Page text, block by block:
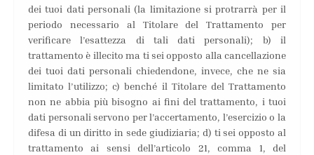
dei tuoi dati personali (la limitazione si protrarrà per il
periodo necessario al Titolare del Trattamento per
verificare l’esattezza di tali dati personali); b) il
trattamento è illecito ma ti sei opposto alla cancellazione
dei tuoi dati personali chiedendone, invece, che ne sia
limitato l’utilizzo; c) benché il Titolare del Trattamento
non ne abbia più bisogno ai fini del trattamento, i tuoi
dati personali servono per l’accertamento, l’esercizio o la
difesa di un diritto in sede giudiziaria; d) ti sei opposto al
trattamento ai sensi dell’articolo 21, comma 1, del